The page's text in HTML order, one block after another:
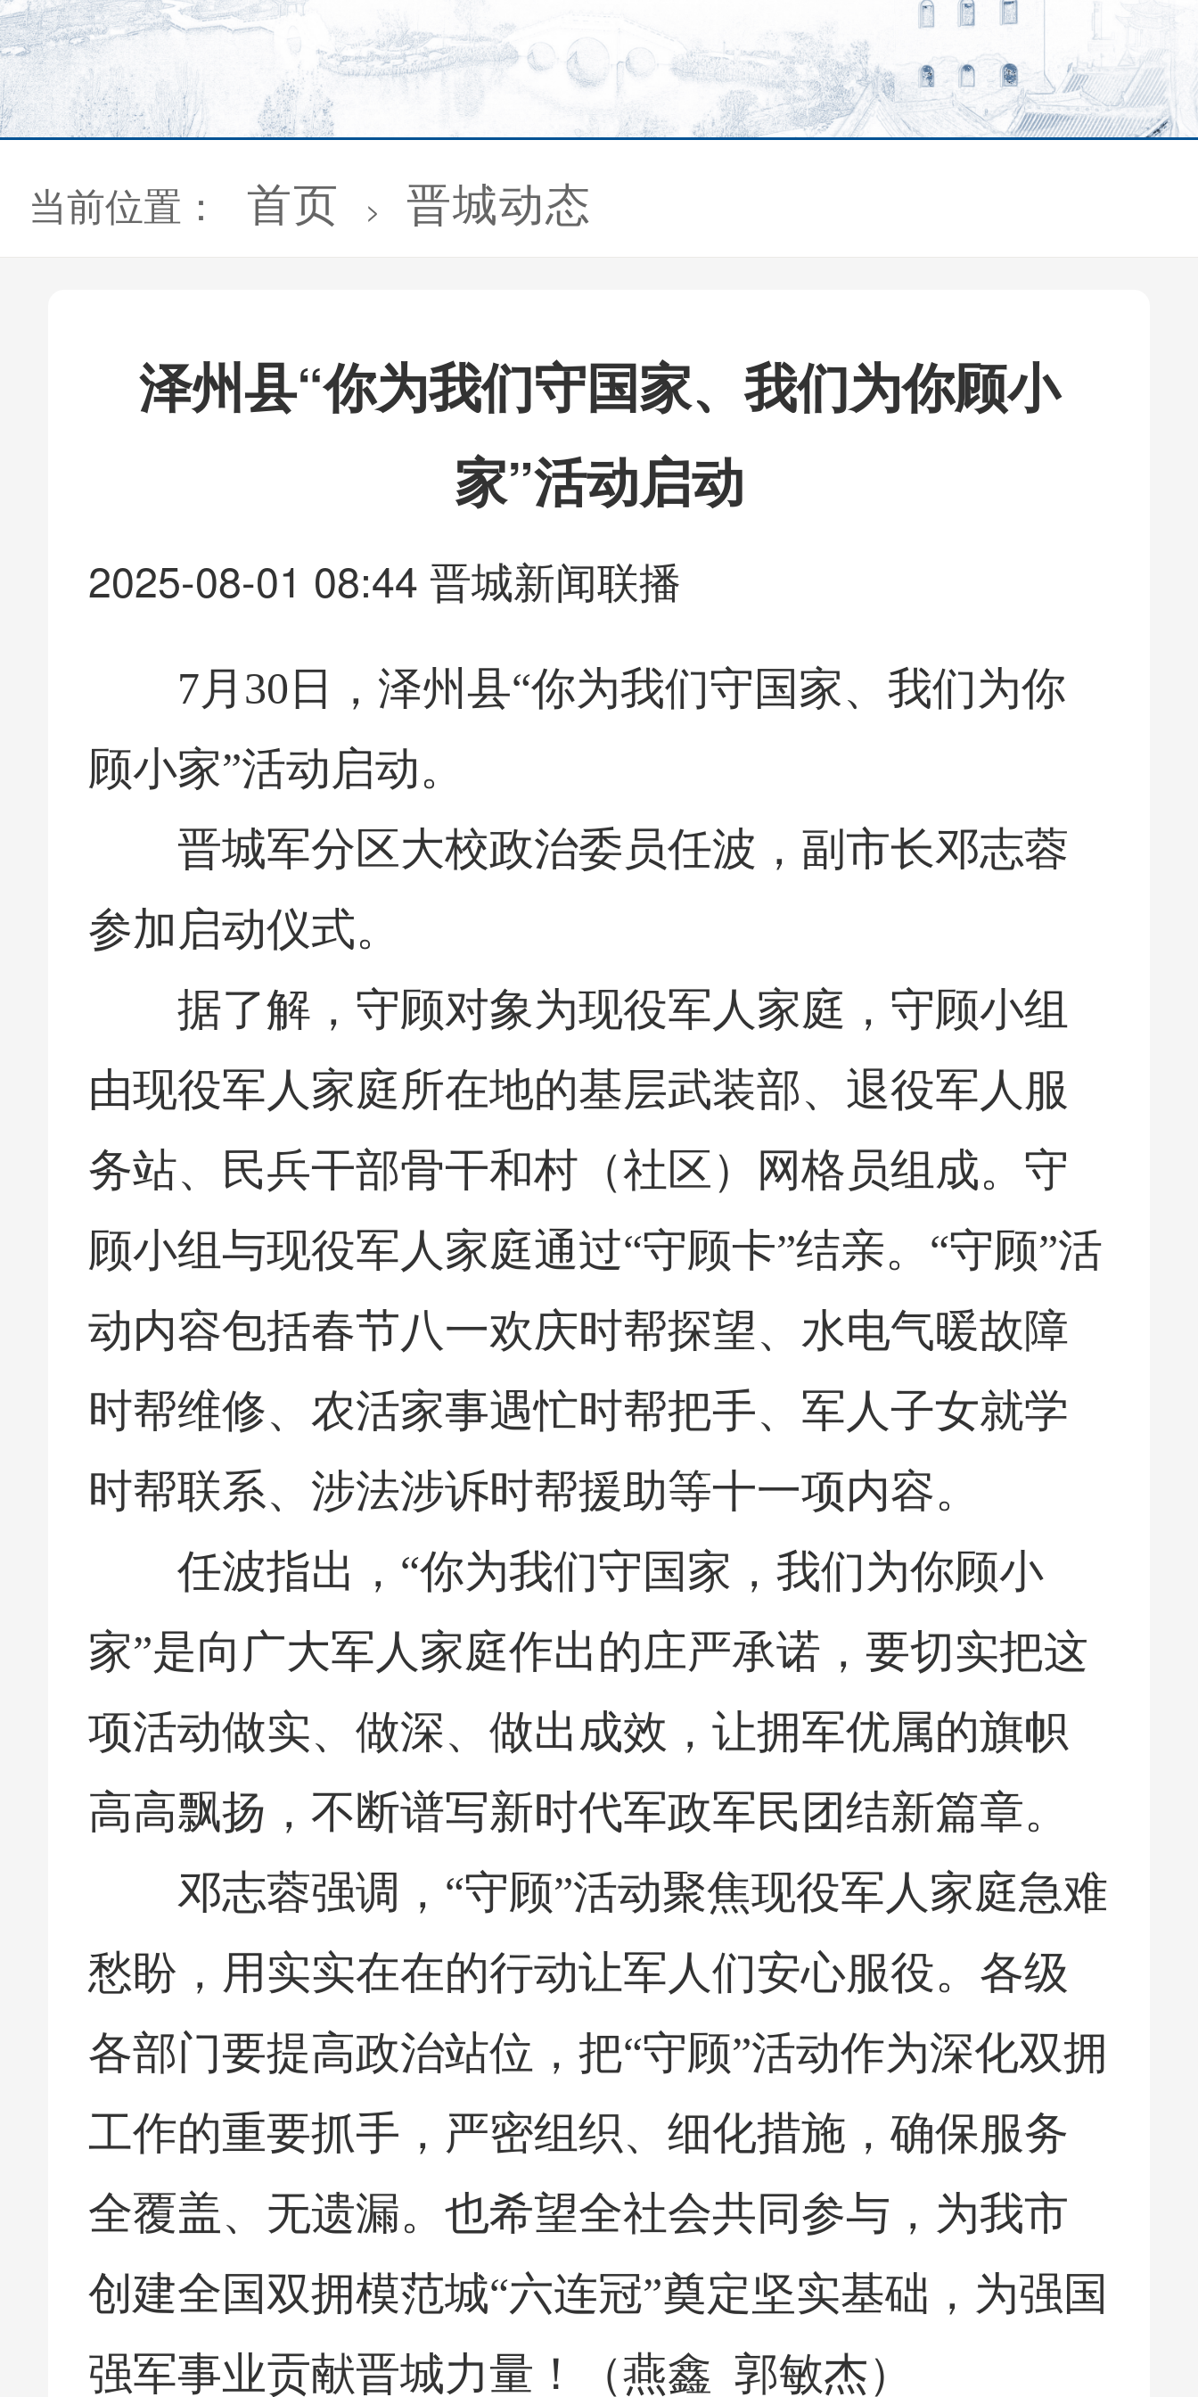
当前位置： 首页 > 晋城动态
泽州县“你为我们守国家、我们为你顾小
家”活动启动
2025-08-01 08:44 晋城新闻联播
7月30日，泽州县“你为我们守国家、我们为你
顾小家”活动启动。
晋城军分区大校政治委员任波，副市长邓志蓉
参加启动仪式。
据了解，守顾对象为现役军人家庭，守顾小组
由现役军人家庭所在地的基层武装部、退役军人服
务站、民兵干部骨干和村（社区）网格员组成。守
顾小组与现役军人家庭通过“守顾卡”结亲。“守顾”活
动内容包括春节八一欢庆时帮探望、水电气暖故障
时帮维修、农活家事遇忙时帮把手、军人子女就学
时帮联系、涉法涉诉时帮援助等十一项内容。
任波指出，“你为我们守国家，我们为你顾小
家”是向广大军人家庭作出的庄严承诺，要切实把这
项活动做实、做深、做出成效，让拥军优属的旗帜
高高飘扬，不断谱写新时代军政军民团结新篇章。
邓志蓉强调，“守顾”活动聚焦现役军人家庭急难
愁盼，用实实在在的行动让军人们安心服役。各级
各部门要提高政治站位，把“守顾”活动作为深化双拥
工作的重要抓手，严密组织、细化措施，确保服务
全覆盖、无遗漏。也希望全社会共同参与，为我市
创建全国双拥模范城“六连冠”奠定坚实基础，为强国
强军事业贡献晋城力量！（燕鑫 郭敏杰）